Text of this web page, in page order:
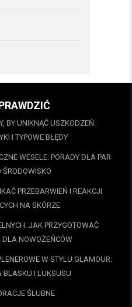
BY UNIKNĄĆ USZKODZEŃ:
I TYPOWE BŁĘDY
WESELE: PORADY DLA PAR
ŚRODOWISKO
PRZEBARWIEŃ I REAKCJI
NA SKÓRZE
JAK PRZYGOTOWAĆ
DLA NOWOŻEŃCÓW
W STYLU GLAMOUR:
BLASKU I LUKSUSU
ŚLUBNE